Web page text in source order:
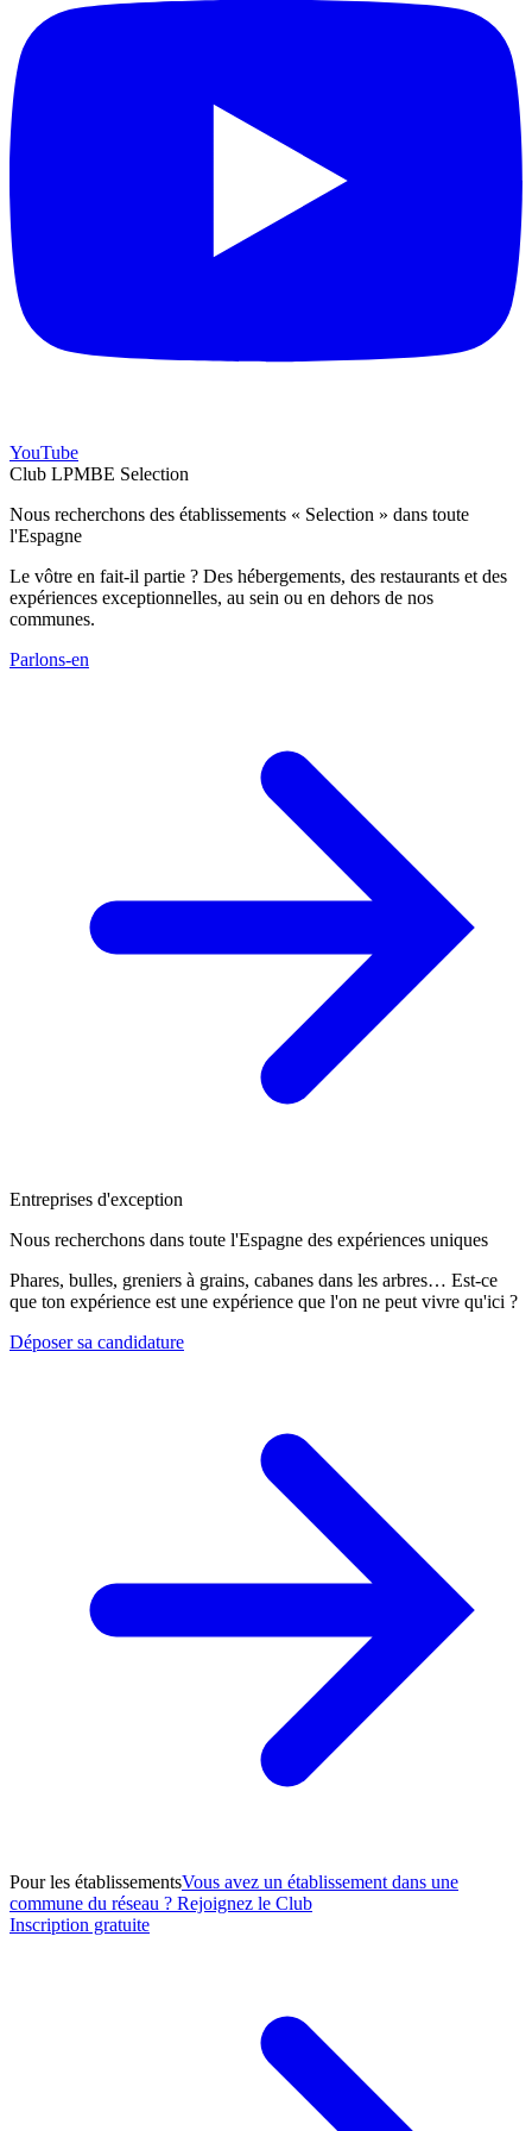
YouTube
Club LPMBE Selection
Nous recherchons des établissements « Selection » dans toute
l'Espagne
Le vôtre en fait-il partie ? Des hébergements, des restaurants et des
expériences exceptionnelles, au sein ou en dehors de nos
communes.
Parlons-en
Entreprises d'exception
Nous recherchons dans toute l'Espagne des expériences uniques
Phares, bulles, greniers à grains, cabanes dans les arbres… Est-ce
que ton expérience est une expérience que l'on ne peut vivre qu'ici ?
Déposer sa candidature
Pour les établissementsVous avez un établissement dans une
commune du réseau ? Rejoignez le Club
Inscription gratuite